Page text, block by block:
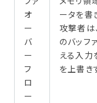
オ
ー
バ
ー
フ
ロ
ー
ータを書
攻撃者は
のバッフ
える入力
を上書き